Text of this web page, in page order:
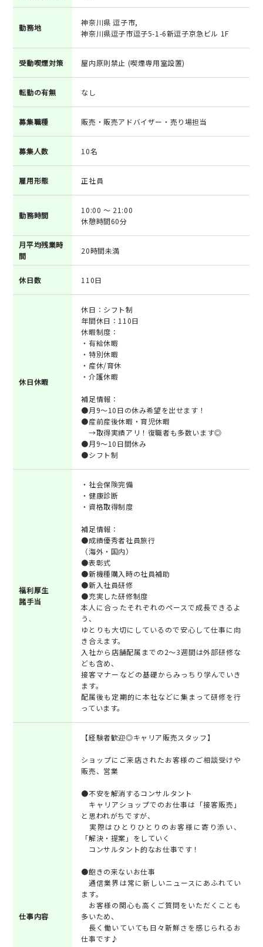
勤務地
神奈川県 逗子市,
神奈川県逗子市逗子5-1-6新逗子京急ビル 1F
受動喫煙対策 屋内原則禁止 (喫煙専用室設置)
転勤の有無 なし
募集職種 販売・販売アドバイザー・売り場担当
募集人数 10名
雇用形態 正社員
勤務時間
10:00 ～ 21:00
休憩時間60分
月平均残業時
間
20時間未満
休日数 110日
休日休暇
休日：シフト制
年間休日：110日
休暇制度：
・有給休暇
・特別休暇
・産休/育休
・介護休暇
補足情報：
●月9～10日の休み希望を出せます！
●産前産後休暇・育児休暇
→取得実績アリ！復職者も多数います◎
●月9～10日間休み
●シフト制
福利厚生
諸手当
・社会保険完備
・健康診断
・資格取得制度
補足情報：
●成績優秀者社員旅行
（海外・国内）
●表彰式
●新機種購入時の社員補助
●新入社員研修
●充実した研修制度
本人に合ったそれぞれのペースで成長できるよ
う、
ゆとりも大切にしているので安心して仕事に向
き合えます。
入社から店舗配属までの2～3週間は外部研修な
ども含め、
接客マナーなどの基礎からみっちり学んでいき
ます。
配属後も定期的に本社などに集まって研修を行
っています。
仕事内容
【経験者歓迎◎キャリア販売スタッフ】
ショップにご来店されたお客様のご相談受けや
販売、営業
●不安を解消するコンサルタント
キャリアショップでのお仕事は「接客販売」
と思われがちですが、
実際はひとりひとりのお客様に寄り添い、
「解決・提案」をしていく
コンサルタント的なお仕事です！
●飽きの来ないお仕事
通信業界は常に新しいニュースにあふれてい
ます。
お客様の関心も高くご質問をいただくことも
多いため、
長く働いていても日々新鮮さを感じられるお
仕事です♪